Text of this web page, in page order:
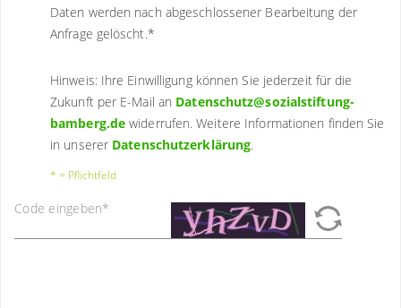
Daten werden nach abgeschlossener Bearbeitung der
Anfrage gelöscht.*
Hinweis: Ihre Einwilligung können Sie jederzeit für die
Zukunft per E-Mail an Datenschutz@sozialstiftung-
bamberg.de widerrufen. Weitere Informationen finden Sie
in unserer Datenschutzerklärung.
* = Pflichtfeld
Code eingeben*